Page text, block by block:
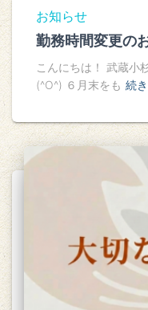
お知らせ
勤務時間変更の
こんにちは！ 武蔵小
(^O^) ６月末をも 続